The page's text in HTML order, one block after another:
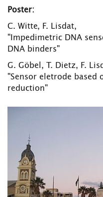
Poster:
C. Witte, F. Lisdat,
"Impedimetric DNA
DNA binders"
G. Göbel, T. Dietz, F.
"Sensor eletrode based
reduction"